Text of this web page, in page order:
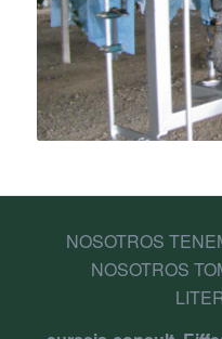
NOSOTROS
NOSOTROS